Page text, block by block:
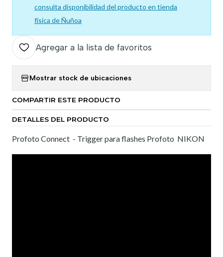
consulta disponibilidad del producto en tienda
física de Ñuñoa
Agregar a la lista de favoritos
Mostrar stock de ubicaciones
COMPARTIR ESTE PRODUCTO
DETALLES DEL PRODUCTO
Profoto Connect - Trigger para flashes Profoto NIKON